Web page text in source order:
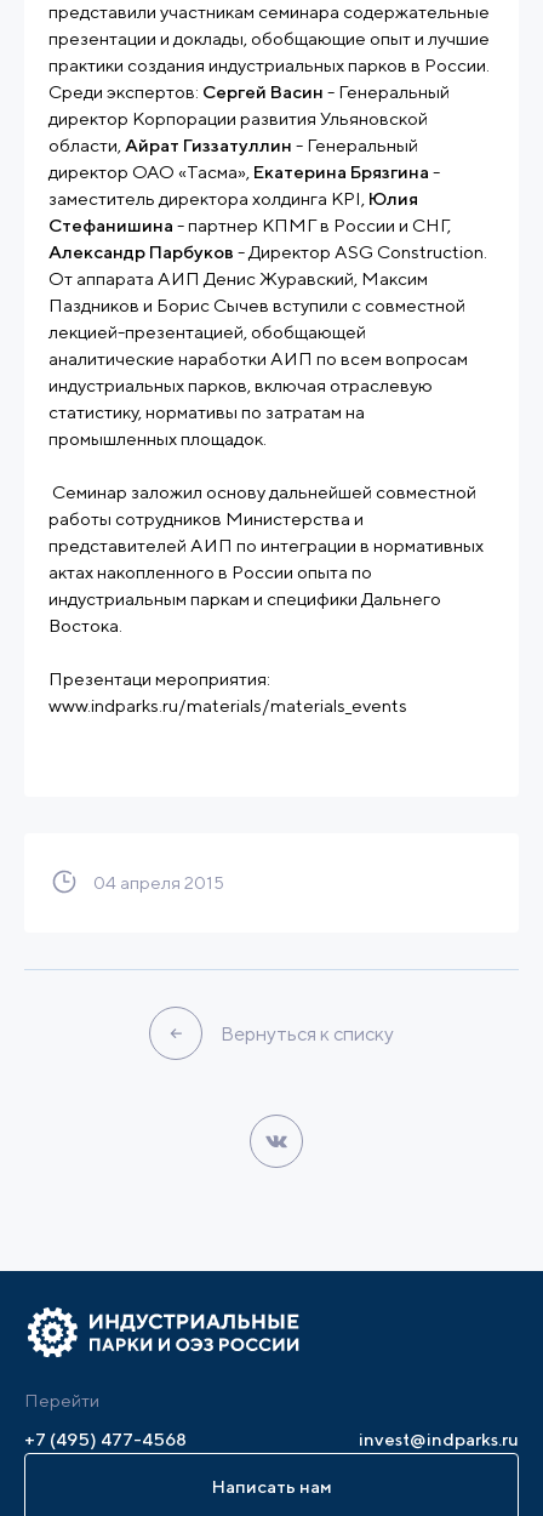
представили участникам семинара содержательные
презентации и доклады, обобщающие опыт и лучшие
практики создания индустриальных парков в России.
Среди экспертов: Сергей Васин - Генеральный
директор Корпорации развития Ульяновской
области, Айрат Гиззатуллин - Генеральный
директор ОАО «Тасма», Екатерина Брязгина -
заместитель директора холдинга KPI, Юлия
Стефанишина - партнер КПМГ в России и СНГ,
Александр Парбуков - Директор ASG Construction.
От аппарата АИП Денис Журавский, Максим
Паздников и Борис Сычев вступили с совместной
лекцией-презентацией, обобщающей
аналитические наработки АИП по всем вопросам
индустриальных парков, включая отраслевую
статистику, нормативы по затратам на
промышленных площадок.
Семинар заложил основу дальнейшей совместной
работы сотрудников Министерства и
представителей АИП по интеграции в нормативных
актах накопленного в России опыта по
индустриальным паркам и специфики Дальнего
Востока.
Презентаци мероприятия:
www.indparks.ru/materials/materials_events
04 апреля 2015
Вернуться к списку
Перейти
+7 (495) 477-4568
invest@indparks.ru
Написать нам